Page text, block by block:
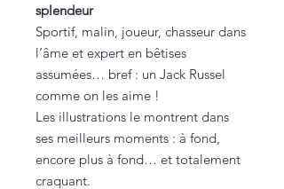
splendeur
Sportif, malin, joueur, chasseur dans
l’âme et expert en bêtises
assumées… bref : un Jack Russel
comme on les aime !
Les illustrations le montrent dans
ses meilleurs moments : à fond,
encore plus à fond… et totalement
craquant.